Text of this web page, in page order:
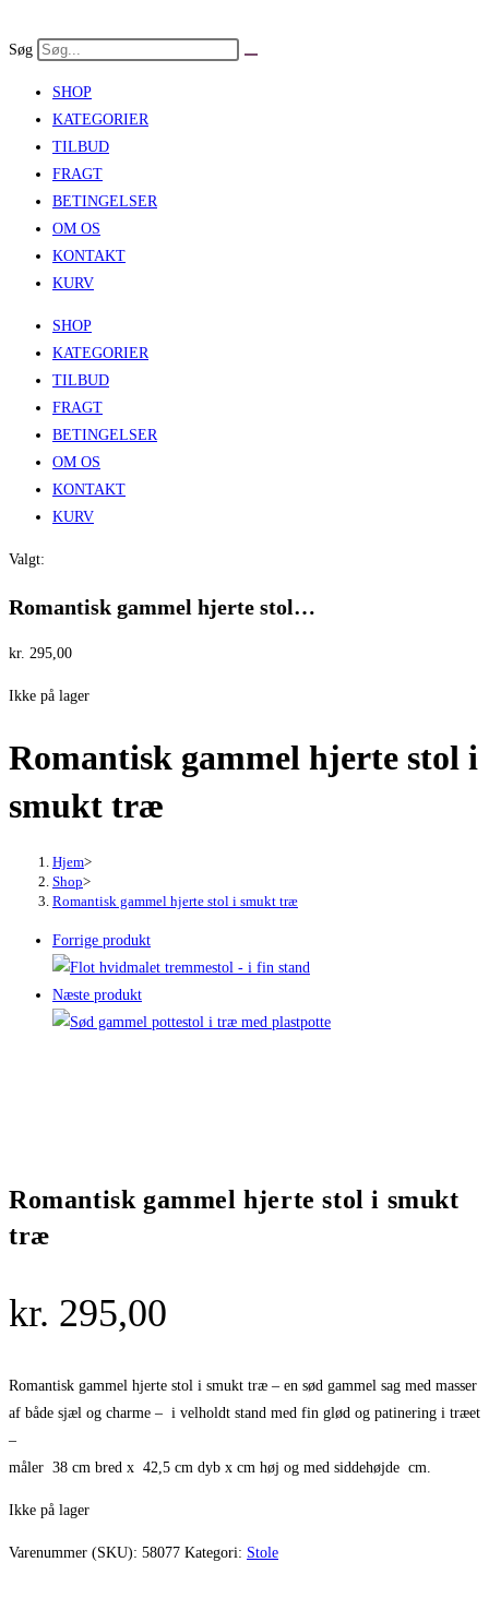
to
Søg
SHOP
KATEGORIER
TILBUD
FRAGT
BETINGELSER
OM OS
KONTAKT
KURV
SHOP
KATEGORIER
TILBUD
FRAGT
BETINGELSER
OM OS
KONTAKT
KURV
Valgt:
Romantisk gammel hjerte stol…
kr. 295,00
Ikke på lager
Romantisk gammel hjerte stol i
smukt træ
Hjem>
Shop>
Romantisk gammel hjerte stol i smukt træ
Forrige produkt
Næste produkt
Romantisk gammel hjerte stol i smukt
træ
kr. 295,00
Romantisk gammel hjerte stol i smukt træ – en sød gammel sag med masser
af både sjæl og charme – i velholdt stand med fin glød og patinering i træet
–
måler 38 cm bred x 42,5 cm dyb x cm høj og med siddehøjde cm.
Ikke på lager
Varenummer (SKU): 58077 Kategori: Stole